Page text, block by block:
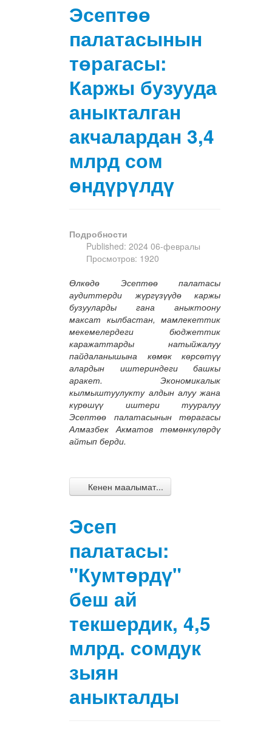
Эсептөө
палатасынын
төрагасы:
Каржы бузууда
аныкталган
акчалардан 3,4
млрд сом
өндүрүлдү
Подробности
Published: 2024 06-февралы
Просмотров: 1920
Өлкөдө Эсептөө палатасы
аудиттерди жүргүзүүдө каржы
бузууларды гана аныктоону
максат кылбастан, мамлекеттик
мекемелердеги бюджеттик
каражаттарды натыйжалуу
пайдаланышына көмөк көрсөтүү
алардын иштериндеги башкы
аракет. Экономикалык
кылмыштуулукту алдын алуу жана
күрөшүү иштери тууралуу
Эсептөө палатасынын төрагасы
Алмазбек Акматов төмөнкүлөрдү
айтып берди.
Кенен маалымат...
Эсеп
палатасы:
"Кумтөрдү"
беш ай
текшердик, 4,5
млрд. сомдук
зыян
аныкталды